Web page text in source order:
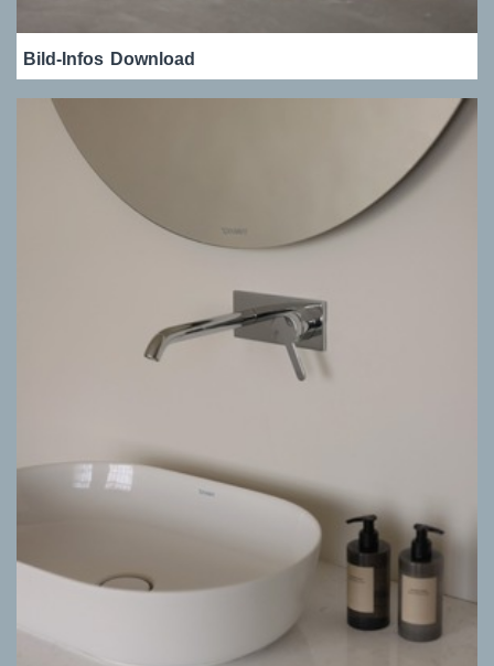
Bild-Infos Download